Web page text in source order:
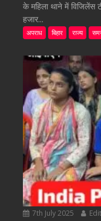
के महिला थाने में विजिलेंस
हजार...
अपराध बिहार राज्य
7th July 2025